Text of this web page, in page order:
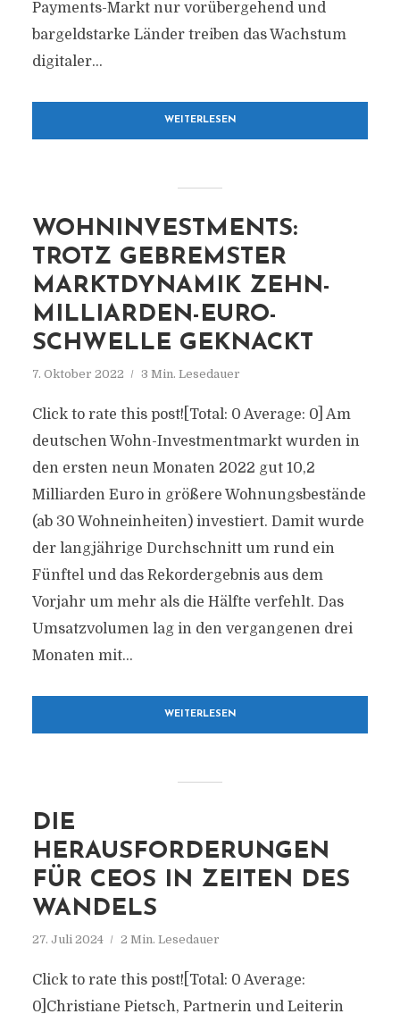
Payments-Markt nur vorübergehend und
bargeldstarke Länder treiben das Wachstum
digitaler...
WEITERLESEN
WOHNINVESTMENTS:
TROTZ GEBREMSTER
MARKTDYNAMIK ZEHN-
MILLIARDEN-EURO-
SCHWELLE GEKNACKT
7. Oktober 2022 3 Min. Lesedauer
Click to rate this post![Total: 0 Average: 0] Am
deutschen Wohn-Investmentmarkt wurden in
den ersten neun Monaten 2022 gut 10,2
Milliarden Euro in größere Wohnungsbestände
(ab 30 Wohneinheiten) investiert. Damit wurde
der langjährige Durchschnitt um rund ein
Fünftel und das Rekordergebnis aus dem
Vorjahr um mehr als die Hälfte verfehlt. Das
Umsatzvolumen lag in den vergangenen drei
Monaten mit...
WEITERLESEN
DIE
HERAUSFORDERUNGEN
FÜR CEOS IN ZEITEN DES
WANDELS
27. Juli 2024 2 Min. Lesedauer
Click to rate this post![Total: 0 Average:
0]Christiane Pietsch, Partnerin und Leiterin